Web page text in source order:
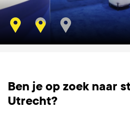
Ben je op zoek naar
Utrecht?